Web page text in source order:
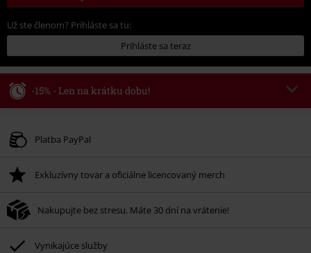
Už ste členom? Prihláste sa tu:
Prihláste sa teraz
-15% - Len na krátku dobu!
Platné do 8/9/26
Po zadaní kódu v košíku, sa zľava uplatní automaticky.
Nemožno kombinovať s inými akciovými kódmi. Zľava sa nevzťahuje na:
knihy, médiá, vstupenky, Rammstein, (Till) Lindemann, Böhse Onkelz,
ktorých kúpou podporíte nadáciu.
Platba PayPal
Exkluzívny tovar a oficiálne licencovaný merch
Nakupujte bez stresu. Máte 30 dní na vrátenie!
Vynikajúce služby